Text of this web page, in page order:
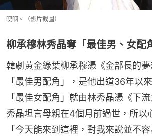
哽咽。（影片截圖）
柳承穆林秀晶奪「最佳男、女配
韓劇黃金綠葉柳承穆憑《金部長的
「最佳男配角」，是他出道36年以
「最佳女配角」就由林秀晶憑《下
秀晶坦言母親在4個月前過世，所以
「今天能來到這裡，對我來說並不